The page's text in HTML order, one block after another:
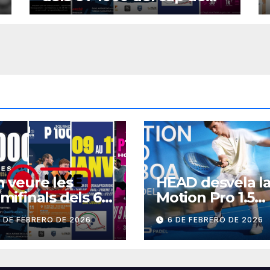
setmana?
veure les
dels 6
del cap de
DE FEBRERO DE 2026
HEAD desvela
Motion Pro 1.5
BOA
6 DE FEBRERO DE 2026